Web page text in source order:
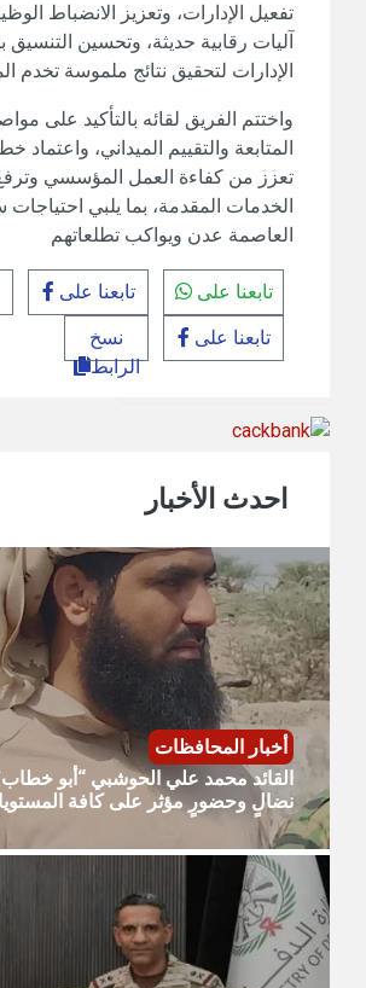
تفعيل الإدارات، وتعزيز الانضباط
آليات رقابية حديثة، وتحسين
الإدارات لتحقيق نتائج ملموسة تخدم
واختتم الفريق لقائه بالتأكيد على
المتابعة والتقييم الميداني، واعتماد
تعزز من كفاءة العمل المؤسسي
الخدمات المقدمة، بما يلبي
العاصمة عدن ويواكب تطلعاتهم
تابعنا على تابعنا على
تابعنا على
نسخ
الرابط
احدث الأخبار
أخبار المحافظات
القائد محمد علي الحوشبي “أبو
نضالٍ وحضورٍ مؤثر على كافة